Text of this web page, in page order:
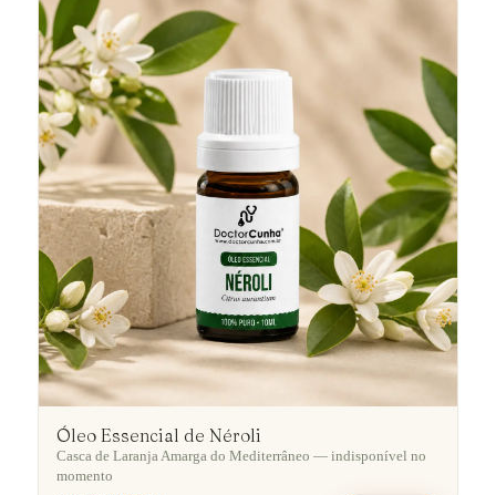
Óleo Essencial de Néroli
Casca de Laranja Amarga do Mediterrâneo — indisponível no
momento